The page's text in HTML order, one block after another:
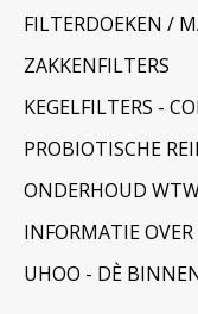
FILTERDOEKEN /
ZAKKENFILTERS
KEGELFILTERS -
PROBIOTISCHE
ONDERHOUD
INFORMATIE
UHOO - DÈ